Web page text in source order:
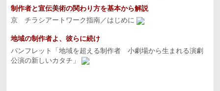
制作者と宣伝美術の関わり方を基本から解説
京 チラシアートワーク指南／はじめに
地域の制作者よ、彼らに続け
パンフレット「地域を超える制作者 小劇場から生まれる演劇
公演の新しいカタチ」